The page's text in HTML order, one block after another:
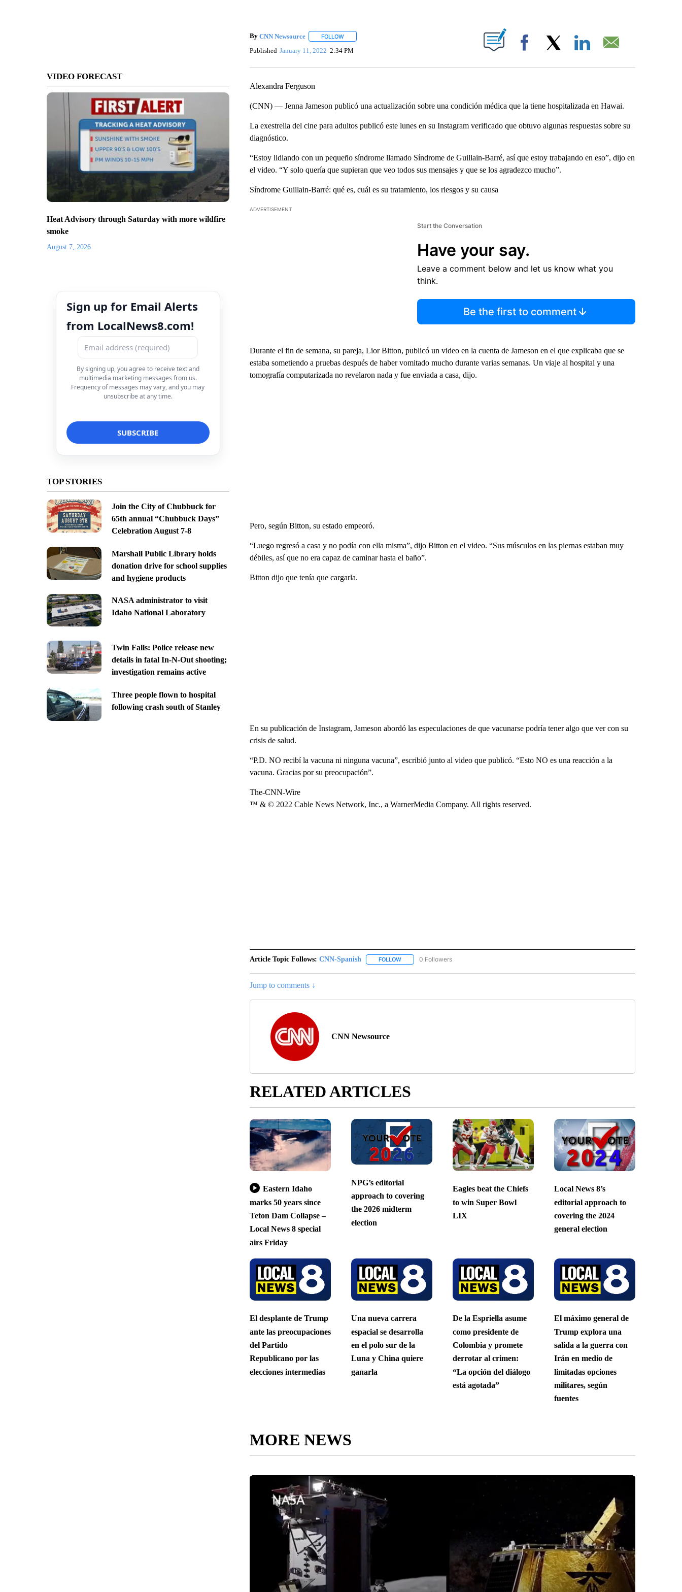
VIDEO FORECAST
Heat Advisory through Saturday with more wildfire
smoke
August 7, 2026
Sign up for Email Alerts
from LocalNews8.com!
By signing up, you agree to receive text and
multimedia marketing messages from us.
Frequency of messages may vary, and you may
unsubscribe at any time.
TOP STORIES
Join the City of Chubbuck for
65th annual “Chubbuck Days”
Celebration August 7-8
Marshall Public Library holds
donation drive for school supplies
and hygiene products
NASA administrator to visit
Idaho National Laboratory
Twin Falls: Police release new
details in fatal In-N-Out shooting;
investigation remains active
Three people flown to hospital
following crash south of Stanley
By CNN Newsource FOLLOWFOLLOW "" TO RECEIVE NOTIFICATIONS ABOUT NEW PAGES ON "".
Published January 11, 2022 2:34 PM Facebook
Alexandra Ferguson
(CNN) — Jenna Jameson publicó una actualización sobre una condición médica que la tiene hospitalizada en Hawai.
La exestrella del cine para adultos publicó este lunes en su Instagram verificado que obtuvo algunas respuestas sobre su
diagnóstico.
“Estoy lidiando con un pequeño síndrome llamado Síndrome de Guillain-Barré, así que estoy trabajando en eso”, dijo en
el video. “Y solo quería que supieran que veo todos sus mensajes y que se los agradezco mucho”.
Síndrome Guillain-Barré: qué es, cuál es su tratamiento, los riesgos y su causa
ADVERTISEMENT
Start the Conversation
Have your say.
Leave a comment below and let us know what you
think.
Be the first to comment
Durante el fin de semana, su pareja, Lior Bitton, publicó un video en la cuenta de Jameson en el que explicaba que se
estaba sometiendo a pruebas después de haber vomitado mucho durante varias semanas. Un viaje al hospital y una
tomografía computarizada no revelaron nada y fue enviada a casa, dijo.
Pero, según Bitton, su estado empeoró.
“Luego regresó a casa y no podía con ella misma”, dijo Bitton en el video. “Sus músculos en las piernas estaban muy
débiles, así que no era capaz de caminar hasta el baño”.
Bitton dijo que tenía que cargarla.
En su publicación de Instagram, Jameson abordó las especulaciones de que vacunarse podría tener algo que ver con su
crisis de salud.
“P.D. NO recibí la vacuna ni ninguna vacuna”, escribió junto al video que publicó. “Esto NO es una reacción a la
vacuna. Gracias por su preocupación”.
The-CNN-Wire
™ & © 2022 Cable News Network, Inc., a WarnerMedia Company. All rights reserved.
Article Topic Follows: CNN-Spanish FOLLOWFOLLOW "CNN-SPANISH" TO RECEIVE NOTIFICATIONS ABOUT NEW PAGES ON "CNN-SPANISH".
0 Followers
Jump to comments ↓
CNN Newsource
RELATED ARTICLES
Eastern Idaho
marks 50 years since
Teton Dam Collapse –
Local News 8 special
airs Friday
NPG’s editorial
approach to covering
the 2026 midterm
election
Eagles beat the Chiefs
to win Super Bowl
LIX
Local News 8’s
editorial approach to
covering the 2024
general election
El desplante de Trump
ante las preocupaciones
del Partido
Republicano por las
elecciones intermedias
Una nueva carrera
espacial se desarrolla
en el polo sur de la
Luna y China quiere
ganarla
De la Espriella asume
como presidente de
Colombia y promete
derrotar al crimen:
“La opción del diálogo
está agotada”
El máximo general de
Trump explora una
salida a la guerra con
Irán en medio de
limitadas opciones
militares, según
fuentes
MORE NEWS